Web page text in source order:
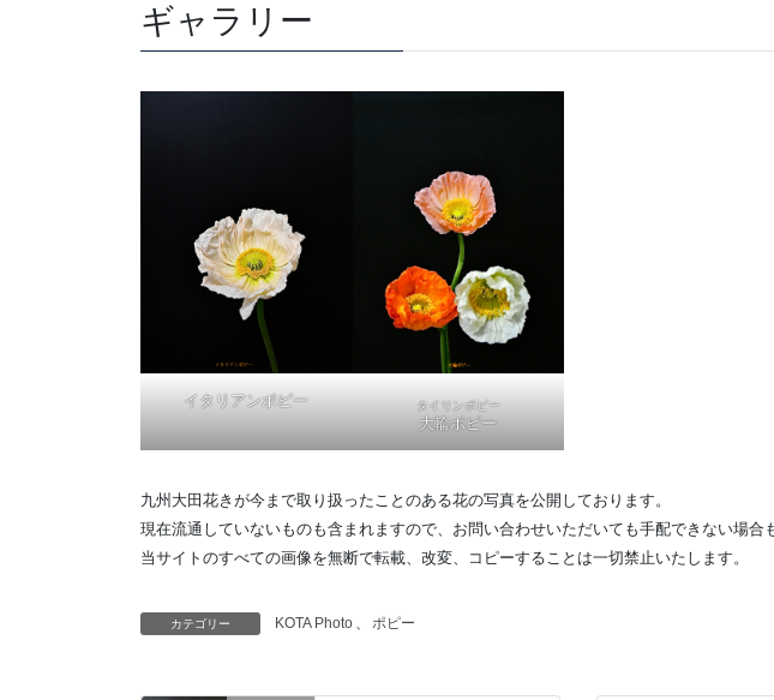
ギャラリー
イタリアンポピー タイリンポピー
大輪ポピー
九州大田花きが今まで取り扱ったことのある花の写真を公開しております。
現在流通していないものも含まれますので、お問い合わせいただいても手配できない場合
当サイトのすべての画像を無断で転載、改変、コピーすることは一切禁止いたします。
カテゴリー KOTA Photo 、 ポピー